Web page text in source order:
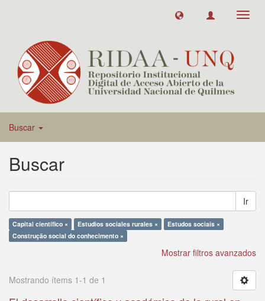
Buscar
Buscar
Ir
Capital científico × Estudios sociales rurales ×
Estudos sociais ×
Construção social do conhecimento ×
Mostrar filtros avanzados
Mostrando ítems 1-1 de 1